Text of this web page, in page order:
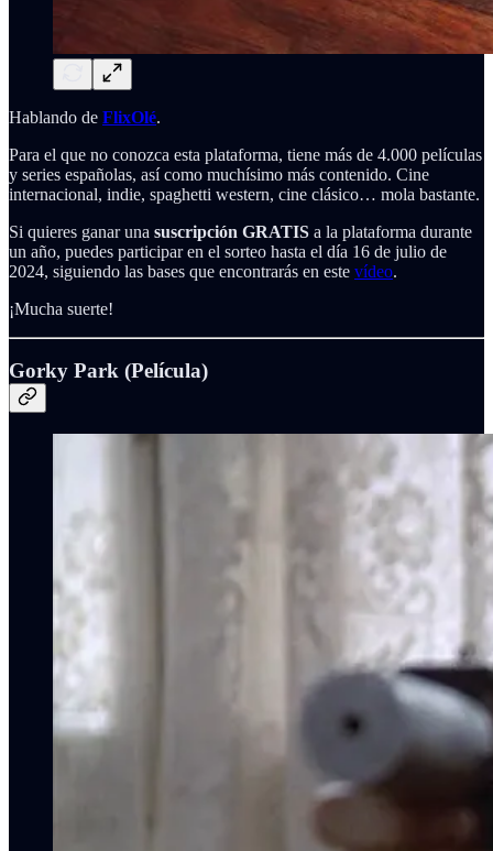
Hablando de FlixOlé.
Para el que no conozca esta plataforma, tiene más de 4.000 películas
y series españolas, así como muchísimo más contenido. Cine
internacional, indie, spaghetti western, cine clásico… mola bastante.
Si quieres ganar una suscripción GRATIS a la plataforma durante
un año, puedes participar en el sorteo hasta el día 16 de julio de
2024, siguiendo las bases que encontrarás en este vídeo.
¡Mucha suerte!
Gorky Park (Película)